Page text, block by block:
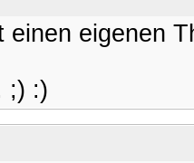
einen eigenen
;) :)